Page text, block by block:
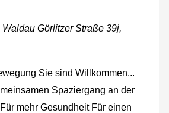
WaldauGörlitzer Straße 39j,
Sie sind Willkommen...
Spaziergang an der
mehr Gesundheit Für einen